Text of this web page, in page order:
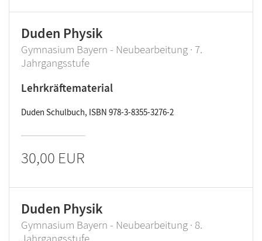
Duden Physik
Gymnasium Bayern - Neubearbeitung · 7.
Jahrgangsstufe
Lehrkräftematerial
Duden Schulbuch, ISBN 978-3-8355-3276-2
30,00 EUR
Duden Physik
Gymnasium Bayern - Neubearbeitung · 8.
Jahrgangsstufe